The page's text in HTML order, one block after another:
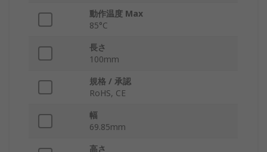
動作温度 Max
85°C
長さ
100mm
規格 / 承認
RoHS, CE
幅
69.85mm
高さ